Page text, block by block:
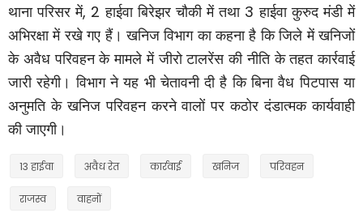
थाना परिसर में, 2हाईवा बिरेझर चौकी में तथा 3हाईवा कुरुद मंडी में
अभिरक्षा में रखे गए हैं। खनिज विभाग का कहना है कि जिले में खनिजों
के अवैध परिवहन के मामले में जीरो टालरेंस की नीति के तहत कार्रवाई
जारी रहेगी। विभाग ने यह भी चेतावनी दी है कि बिना वैध पिटपास या
अनुमति के खनिज परिवहन करने वालों पर कठोर दंडात्मक कार्यवाही
की जाएगी।
13 हाईवा अवैध रेत कार्रवाई खनिज परिवहन
राजस्व वाहनों